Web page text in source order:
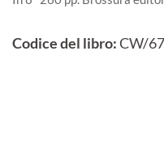
Codice del libro:CW/